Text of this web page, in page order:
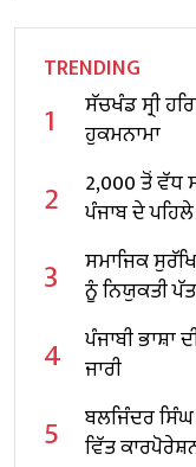
TRENDING
1
ਸੱਚਖੰਡ ਸ੍ਰੀ
ਹੁਕਮਨਾਮਾ
2
2,000 ਤੋਂ ਵੱਧ
ਪੰਜਾਬ ਦੇ
3
ਸਮਾਜਿਕ
ਨੂੰ ਨਿਯੁਕਤੀ
4
ਪੰਜਾਬੀ ਭਾਸ਼ਾ
ਜਾਰੀ
5
ਬਲਜਿੰਦਰ
ਵਿੱਤ